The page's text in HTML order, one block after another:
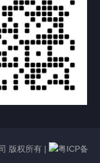
与报价
版权所有 |
粤ICP备